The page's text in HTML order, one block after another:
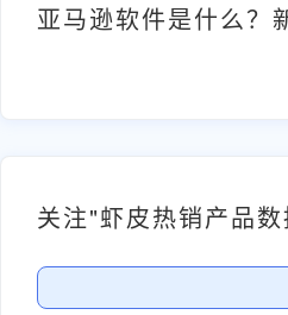
亚马逊软件是什么？
关注"虾皮热销产品